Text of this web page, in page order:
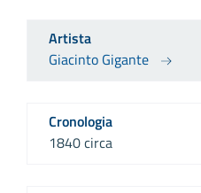
Artista
Giacinto Gigante
Cronologia
1840 circa